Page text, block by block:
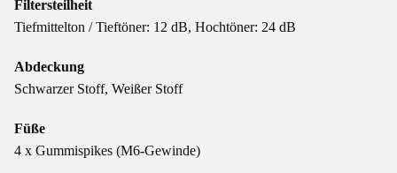
Filtersteilheit
Tiefmittelton / Tieftöner: 12 dB, Hochtöner: 24 dB
Abdeckung
Schwarzer Stoff, Weißer Stoff
Füße
4 x Gummispikes (M6-Gewinde)